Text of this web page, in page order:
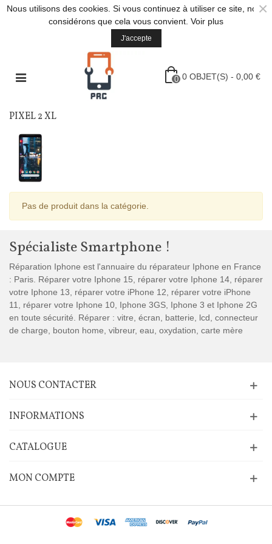
Nous utilisons des cookies. Si vous continuez à utiliser ce site, nous
considérons que cela vous convient. Voir plus
J'accepte
×
0 0 OBJET(S) - 0,00 €
PIXEL 2 XL
Pas de produit dans la catégorie.
Spécialiste Smartphone !
Réparation Iphone est l'annuaire du réparateur Iphone en France
: Paris. Réparer votre Iphone 15, réparer votre Iphone 14, réparer
votre Iphone 13, réparer votre iPhone 12, réparer votre iPhone
11, réparer votre Iphone 10, Iphone 3GS, Iphone 3 et Iphone 2G
en toute sécurité. Réparer : vitre, écran, batterie, lcd, connecteur
de charge, bouton home, vibreur, eau, oxydation, carte mère
NOUS CONTACTER
INFORMATIONS
CATALOGUE
MON COMPTE